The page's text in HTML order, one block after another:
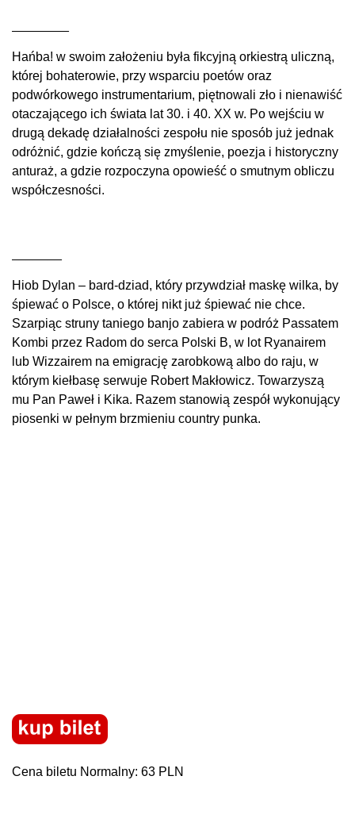
Hańba! w swoim założeniu była fikcyjną orkiestrą uliczną,
której bohaterowie, przy wsparciu poetów oraz
podwórkowego instrumentarium, piętnowali zło i nienawiść
otaczającego ich świata lat 30. i 40. XX w. Po wejściu w
drugą dekadę działalności zespołu nie sposób już jednak
odróżnić, gdzie kończą się zmyślenie, poezja i historyczny
anturaż, a gdzie rozpoczyna opowieść o smutnym obliczu
współczesności.
Hiob Dylan – bard-dziad, który przywdział maskę wilka, by
śpiewać o Polsce, o której nikt już śpiewać nie chce.
Szarpiąc struny taniego banjo zabiera w podróż Passatem
Kombi przez Radom do serca Polski B, w lot Ryanairem
lub Wizzairem na emigrację zarobkową albo do raju, w
którym kiełbasę serwuje Robert Makłowicz. Towarzyszą
mu Pan Paweł i Kika. Razem stanowią zespół wykonujący
piosenki w pełnym brzmieniu country punka.
Cena biletu Normalny: 63 PLN